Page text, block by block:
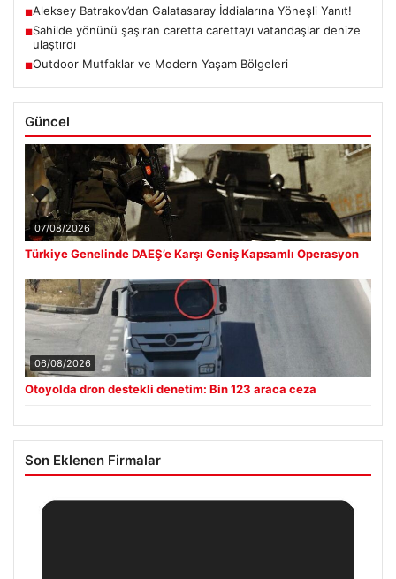
■Aleksey Batrakov’dan Galatasaray İddialarına Yöneşli Yanıt!
■Sahilde yönünü şaşıran caretta carettayı vatandaşlar denize
ulaştırdı
■Outdoor Mutfaklar ve Modern Yaşam Bölgeleri
Güncel
07/08/2026
Türkiye Genelinde DAEŞ’e Karşı Geniş Kapsamlı Operasyon
06/08/2026
Otoyolda dron destekli denetim: Bin 123 araca ceza
Son Eklenen Firmalar